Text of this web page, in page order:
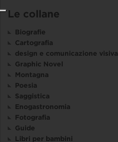
Le collane
Biografie
Cartografia
design e comunicazione visiva
Graphic Novel
Montagna
Poesia
Saggistica
Enogastronomia
Fotografia
Guide
Libri per bambini